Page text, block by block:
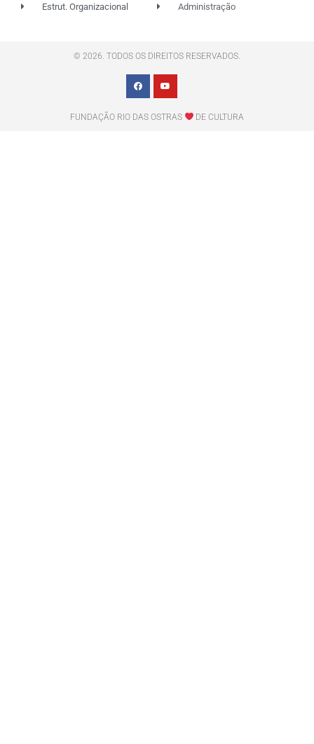
Estrut. Organizacional Administração
© 2026. TODOS OS DIREITOS RESERVADOS.
FUNDAÇÃO RIO DAS OSTRAS DE CULTURA